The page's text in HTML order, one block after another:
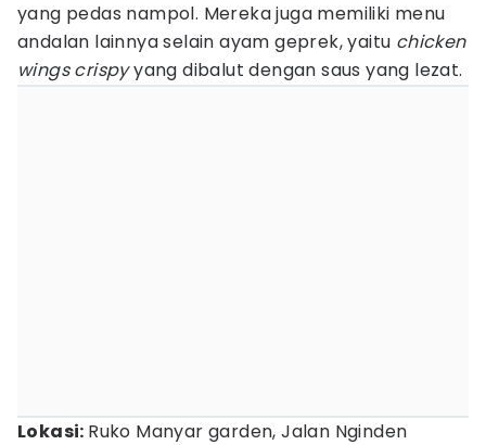
yang pedas nampol. Mereka juga memiliki menu
andalan lainnya selain ayam geprek, yaitu chicken
wings crispyyang dibalut dengan saus yang lezat.
Lokasi: Ruko Manyar garden, Jalan Nginden